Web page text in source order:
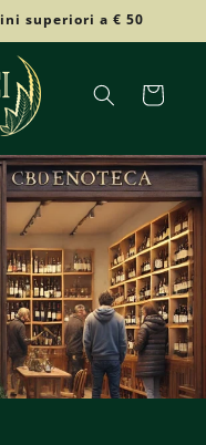
superiori a € 50
Carrello